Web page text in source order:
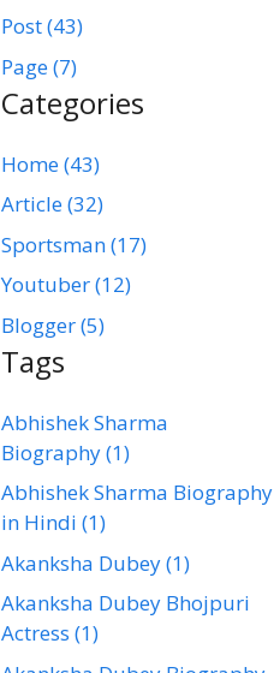
Post (43)
Page (7)
Categories
Home (43)
Article (32)
Sportsman (17)
Youtuber (12)
Blogger (5)
Tags
Abhishek Sharma
Biography (1)
Abhishek Sharma Biography
in Hindi (1)
Akanksha Dubey (1)
Akanksha Dubey Bhojpuri
Actress (1)